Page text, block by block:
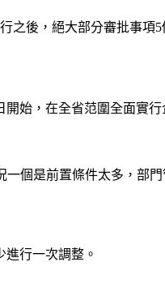
之後，絕大部分審批事項5
始，在全省范圍全面實
一個是前置條件太多，
行一次調整。